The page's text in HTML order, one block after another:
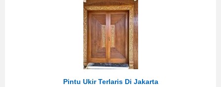
Pintu Ukir Terlaris Di Jakarta